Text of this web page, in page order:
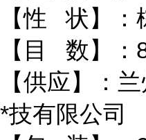
【性 状】：
【目 数】：
【供应】：
*技有限公司